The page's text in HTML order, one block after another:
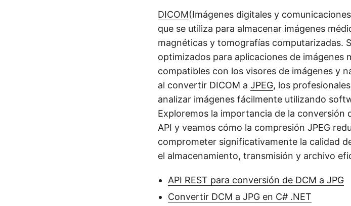
DICOM(Imágenes digitales y
que se utiliza para almacenar imágenes
magnéticas y tomografías computarizadas.
optimizados para aplicaciones de imágenes
compatibles con los visores de imágenes y
al convertir DICOM a JPEG, los
analizar imágenes fácilmente utilizando
Exploremos la importancia de la conversión
API y veamos cómo la compresión JPEG
comprometer significativamente la calidad
el almacenamiento, transmisión y archivo
API REST para conversión de DCM a JPG
Convertir DCM a JPG en C# .NET